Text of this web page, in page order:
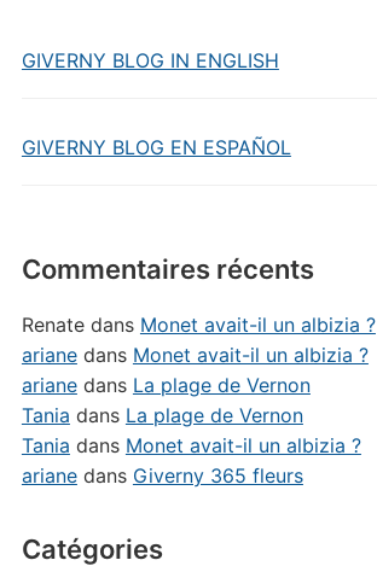
GIVERNY BLOG IN ENGLISH
GIVERNY BLOG EN ESPAÑOL
Commentaires récents
Renatedans Monet avait-il un albizia ?
arianedans Monet avait-il un albizia ?
arianedans La plage de Vernon
Tania dans La plage de Vernon
Tania dans Monet avait-il un albizia ?
arianedans Giverny 365 fleurs
Catégories